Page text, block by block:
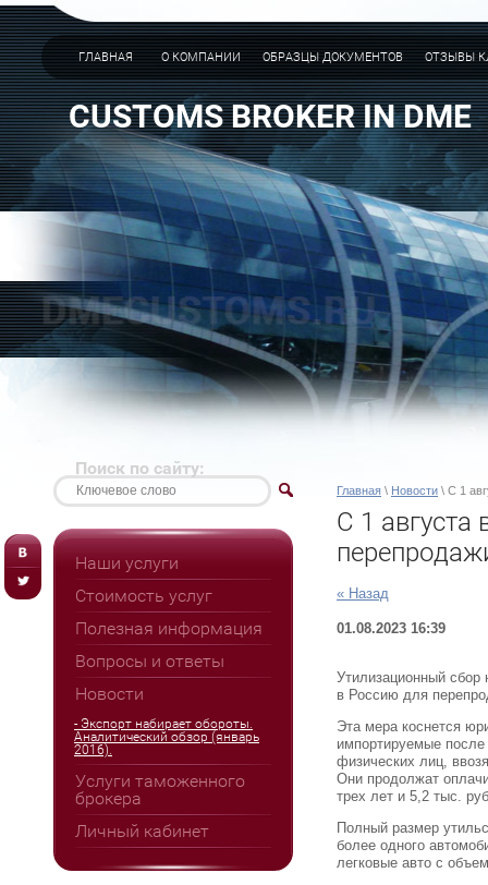
ГЛАВНАЯ О КОМПАНИИ ОБРАЗЦЫ ДОКУМЕНТОВ ОТЗЫВЫ
CUSTOMS BROKER IN DME
Главная \ Новости \ С 1
С 1 августа
« Назад
01.08.2023 16:39
Утилизационный сбор
в Россию для
Эта мера коснется
импортируемые
физических лиц,
Они продолжат
трех лет и 5,2 тыс.
Полный размер
более одного
легковые авто с
Поиск по сайту:
Наши услуги
Стоимость услуг
Полезная информация
Вопросы и ответы
Новости
- Экспорт набирает обороты.
Аналитический обзор (январь
2016).
Услуги таможенного
брокера
Личный кабинет